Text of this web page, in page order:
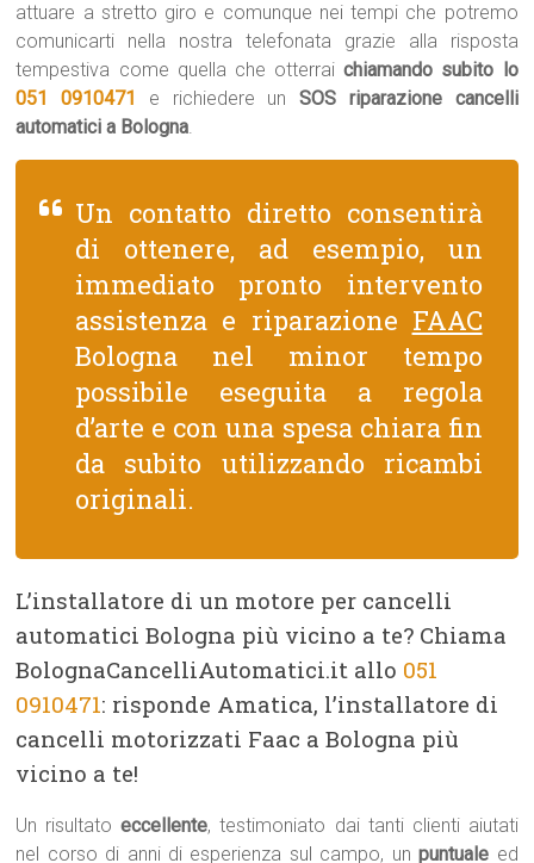
attuare a stretto giro e comunque nei tempi che potremo
comunicarti nella nostra telefonata grazie alla risposta
tempestiva come quella che otterraichiamando subito lo
051 0910471
e richiedere unSOS riparazione cancelli
automatici a Bologna.
Un contatto diretto consentirà
di ottenere, ad esempio, un
immediato pronto intervento
assistenza e riparazione FAAC
Bologna nel minor tempo
possibile eseguita a regola
d’arte e con una spesa chiara fin
da subito utilizzando ricambi
originali.
L’installatore di un motore per cancelli
automatici Bologna più vicino a te? Chiama
BolognaCancelliAutomatici.it allo 051
0910471: risponde Amatica, l’installatore di
cancelli motorizzati Faac a Bologna più
vicino a te!
Un risultatoeccellente, testimoniato dai tanti clienti aiutati
nel corso di anni di esperienza sul campo, unpuntuale ed